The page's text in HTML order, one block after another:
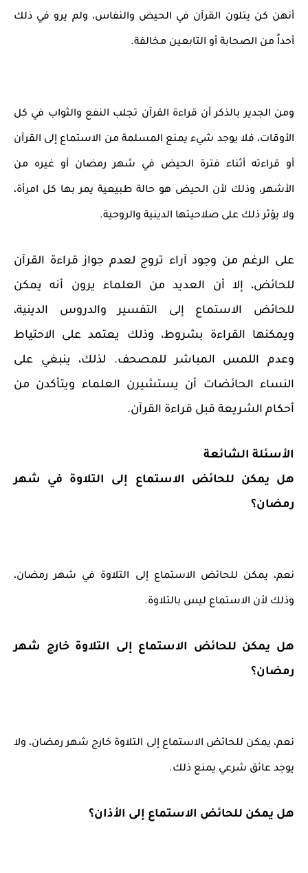
أنهن كن يتلون القرآن في الحيض والنفاس، ولم يرو في ذلك
أحداً من الصحابة أو التابعين مخالفة.
ومن الجدير بالذكر أن قراءة القرآن تجلب النفع والثواب في كل
الأوقات، فلا يوجد شيء يمنع المسلمة من الاستماع إلى القرآن
أو قراءته أثناء فترة الحيض في شهر رمضان أو غيره من
الأشهر، وذلك لأن الحيض هو حالة طبيعية يمر بها كل امرأة،
ولا يؤثر ذلك على صلاحيتها الدينية والروحية.
على الرغم من وجود آراء تروج لعدم جواز قراءة القرآن
للحائض، إلا أن العديد من العلماء يرون أنه يمكن
للحائض الاستماع إلى التفسير والدروس الدينية،
ويمكنها القراءة بشروط، وذلك يعتمد على الاحتياط
وعدم اللمس المباشر للمصحف. لذلك، ينبغي على
النساء الحائضات أن يستشيرن العلماء ويتأكدن من
أحكام الشريعة قبل قراءة القرآن.
الأسئلة الشائعة
هل يمكن للحائض الاستماع إلى التلاوة في شهر
رمضان؟
نعم، يمكن للحائض الاستماع إلى التلاوة في شهر رمضان،
وذلك لأن الاستماع ليس بالتلاوة.
هل يمكن للحائض الاستماع إلى التلاوة خارج شهر
رمضان؟
نعم، يمكن للحائض الاستماع إلى التلاوة خارج شهر رمضان، ولا
يوجد عائق شرعي يمنع ذلك.
هل يمكن للحائض الاستماع إلى الأذان؟